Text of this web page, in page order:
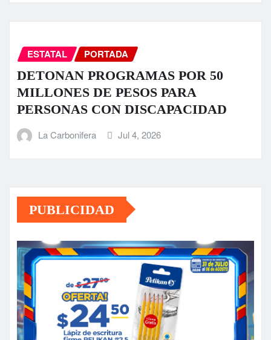
ESTATAL PORTADA
DETONAN PROGRAMAS POR 50
MILLONES DE PESOS PARA
PERSONAS CON DISCAPACIDAD
La Carbonifera Jul 4, 2026
PUBLICIDAD